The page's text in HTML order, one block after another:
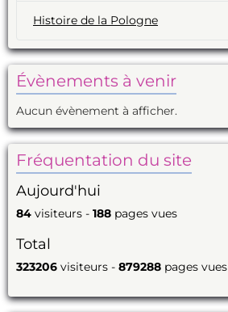
Histoire de la Pologne
Évènements à venir
Aucun évènement à afficher.
Fréquentation du site
Aujourd'hui
84 visiteurs - 188 pages vues
Total
323206 visiteurs - 879288 pages vues